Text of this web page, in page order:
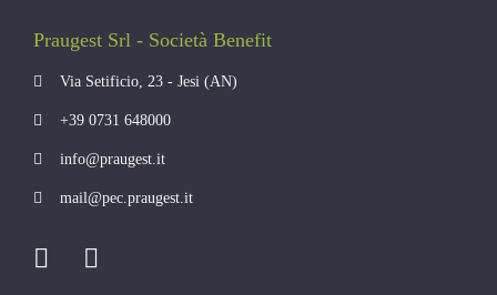
Praugest Srl - Società Benefit
Via Setificio, 23 - Jesi (AN)
+39 0731 648000
info@praugest.it
mail@pec.praugest.it